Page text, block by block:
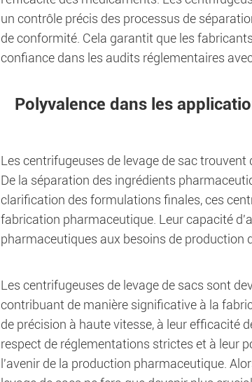
un contrôle précis des processus de
de conformité. Cela garantit que les
confiance dans les audits réglementaires
Polyvalence dans les
Les centrifugeuses de levage de sac
De la séparation des ingrédients
clarification des formulations finales, ces
fabrication pharmaceutique. Leur capacité
pharmaceutiques aux besoins de production
Les centrifugeuses de levage de sacs sont
contribuant de manière significative à la
de précision à haute vitesse, à leur efficacité
respect de réglementations strictes et à leur
l'avenir de la production pharmaceutique.